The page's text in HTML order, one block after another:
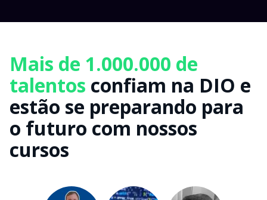
Mais de 1.000.000 de
talentos confiam na DIO e
estão se preparando para
o futuro com nossos
cursos